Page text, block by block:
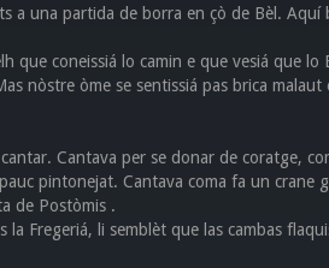
a una partida de borra en çò de Bèl. Aquí
que coneissiá lo camin e que vesiá que lo
nòstre òme se sentissiá pas brica malaut
Cantava per se donar de coratge,
pintonejat. Cantava coma fa un crane
de Postòmis .
Fregeriá, li semblèt que las cambas